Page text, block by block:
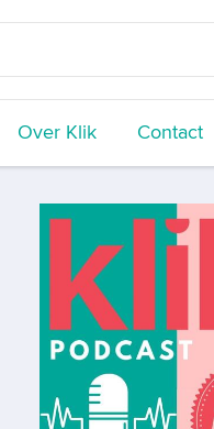
Over Klik Contact